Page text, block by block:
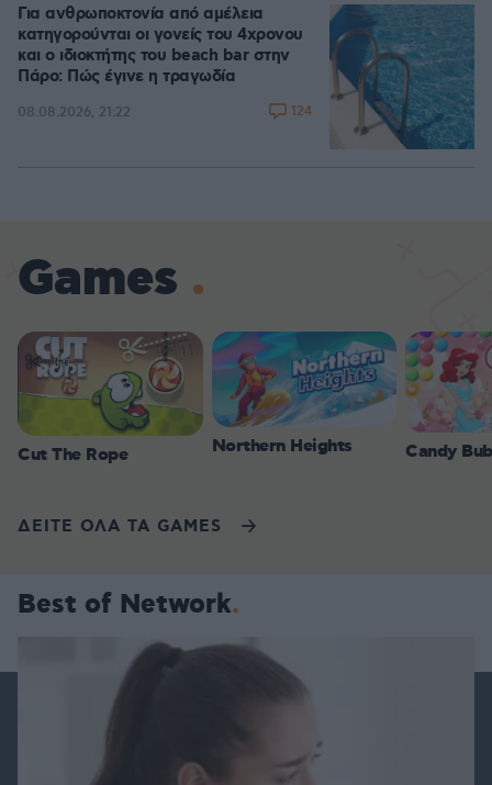
Για ανθρωποκτονία από αμέλεια
κατηγορούνται οι γονείς του 4χρονου
και ο ιδιοκτήτης του beach bar στην
Πάρο: Πώς έγινε η τραγωδία
08.08.2026, 21:22 124
Games
Cut The Rope Northern Heights Candy
ΔΕΙΤΕ ΟΛΑ ΤΑ GAMES
Best of Network